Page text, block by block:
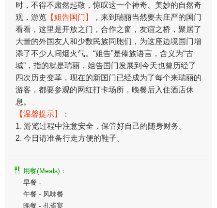
时，不得不肃然起敬，惊叹这一个神奇、美妙的自然奇
观，游览 【姐告国门】
，来到瑞丽当然要去庄严的国门
看看，这里是开放之门，合作之窗，友谊之桥，聚居了
大量的外国友人和少数民族同胞们，为这座边境国门增
添了不少人间烟火气。“姐告”是傣族语言，含义为“古
城”，指的就是瑞丽，姐告国门发展到今天也曾历经了
四次历史变革，现在的新国门已经成为了每个来瑞丽的
游客，都要参观的网红打卡场所，晚餐后入住酒店休
息。
【温馨提示】
：
1. 游览过程中注意安全，保管好自己的随身财务。
2. 今日请准备行走方便的鞋子。
用餐(Meals)：
早餐 -
午餐 - 风味餐
晚餐 - 孔雀宴